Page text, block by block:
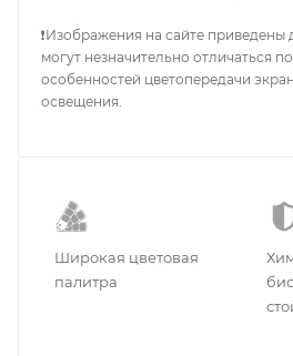
❗Изображения на сайте
могут незначительно отличаться
особенностей цветопередачи
освещения.
Широкая цветовая
палитра